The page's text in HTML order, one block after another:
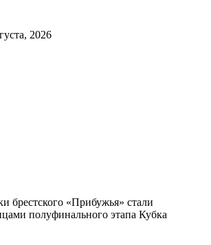
2026
брестского «Прибужья» стали
полуфинального этапа Кубка